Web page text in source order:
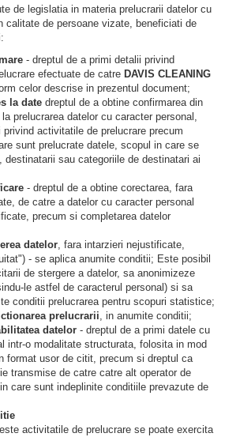
de legislatia in materia prelucrarii datelor cu
calitate de persoane vizate, beneficiati de
- dreptul de a primi detalii privind
efectuate de catre DAVIS CLEANING
celor descrise in prezentul document;
la date dreptul de a obtine confirmarea din
prelucrarea datelor cu caracter personal,
activitatile de prelucrare precum
sunt prelucrate datele, scopul in care se
destinatarii sau categoriile de destinatari ai
- dreptul de a obtine corectarea, fara
de catre a datelor cu caracter personal
precum si completarea datelor
datelor, fara intarzieri nejustificate,
- se aplica anumite conditii; Este posibil
de stergere a datelor, sa anonimizeze
le astfel de caracterul personal) si sa
conditii prelucrarea pentru scopuri statistice;
prelucrarii, in anumite conditii;
datelor - dreptul de a primi datele cu
intr-o modalitate structurata, folosita in mod
format usor de citit, precum si dreptul ca
transmise de catre catre alt operator de
care sunt indeplinite conditiile prevazute de
activitatile de prelucrare se poate exercita